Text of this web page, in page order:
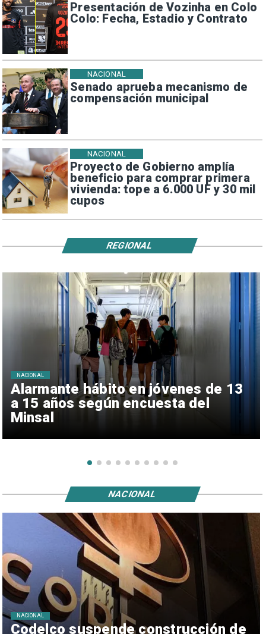
Presentación de Vozinha en Colo
Colo: Fecha, Estadio y Contrato
Senado aprueba mecanismo de
compensación municipal
NACIONAL
Proyecto de Gobierno amplía
beneficio para comprar primera
vivienda: tope a 6.000 UF y 30 mil
cupos
NACIONAL
Alarmante hábito en jóvenes de 13
a 15 años según encuesta del
Minsal
NACIONAL
REGIONAL
Codelco suspende construcción de
NACIONAL
NACIONAL